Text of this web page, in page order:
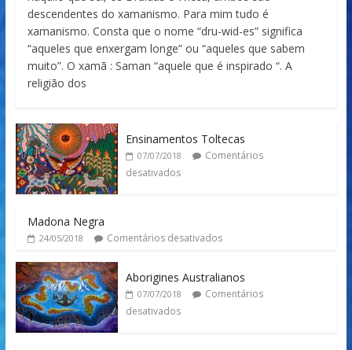
descendentes do xamanismo. Para mim tudo é
xamanismo. Consta que o nome “dru-wid-es” significa
“aqueles que enxergam longe” ou “aqueles que sabem
muito”. O xamã : Saman “aquele que é inspirado “. A
religião dos
Ensinamentos Toltecas
07/07/2018
Comentários
desativados
Madona Negra
24/05/2018 Comentários desativados
Aborigines Australianos
07/07/2018
Comentários
desativados